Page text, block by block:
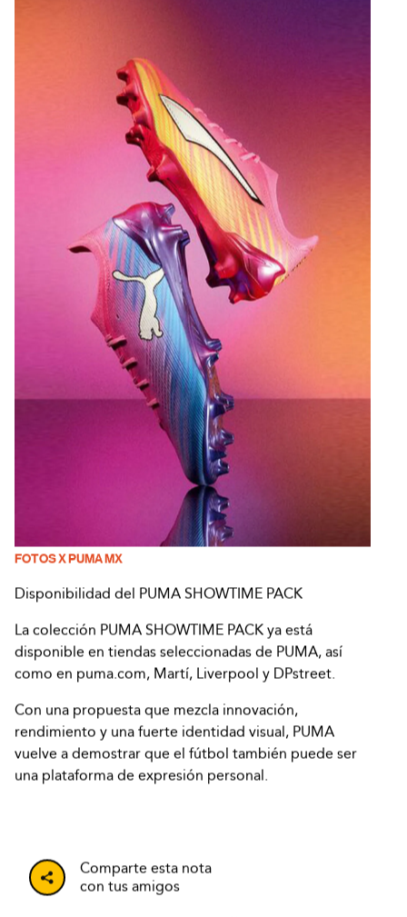
FOTOS X PUMA MX
Disponibilidad del PUMA SHOWTIME PACK
La colección PUMA SHOWTIME PACK ya está
disponible en tiendas seleccionadas de PUMA, así
como en puma.com, Martí, Liverpool y DPstreet.
Con una propuesta que mezcla innovación,
rendimiento y una fuerte identidad visual, PUMA
vuelve a demostrar que el fútbol también puede ser
una plataforma de expresión personal.
Comparte esta nota
con tus amigos